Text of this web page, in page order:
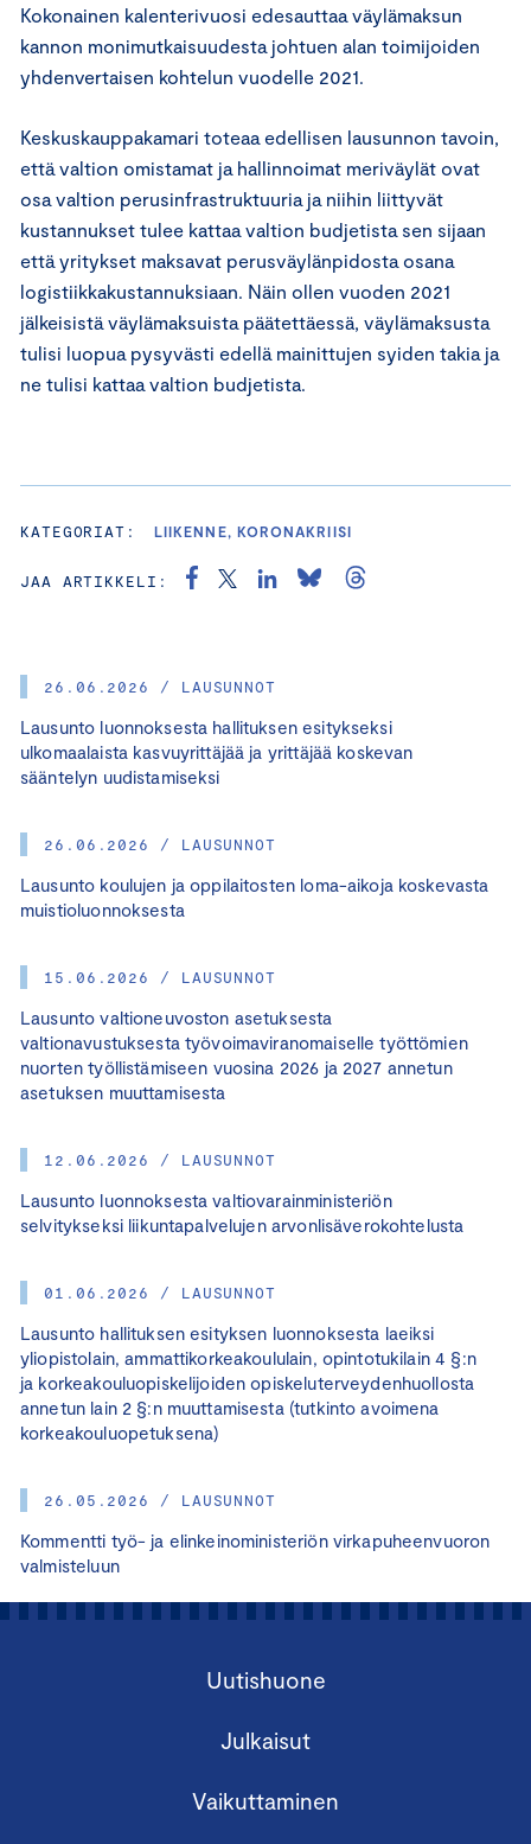
26.06.2026 / LAUSUNNOT
Lausunto luonnoksesta hallituksen esitykseksi
ulkomaalaista kasvuyrittäjää ja yrittäjää koskevan
sääntelyn uudistamiseksi
26.06.2026 / LAUSUNNOT
Lausunto koulujen ja oppilaitosten loma-aikoja koskevasta
muistioluonnoksesta
15.06.2026 / LAUSUNNOT
Lausunto valtioneuvoston asetuksesta
valtionavustuksesta työvoimaviranomaiselle työttömien
nuorten työllistämiseen vuosina 2026 ja 2027 annetun
asetuksen muuttamisesta
12.06.2026 / LAUSUNNOT
Lausunto luonnoksesta valtiovarainministeriön
selvitykseksi liikuntapalvelujen arvonlisäverokohtelusta
01.06.2026 / LAUSUNNOT
Lausunto hallituksen esityksen luonnoksesta laeiksi
yliopistolain, ammattikorkeakoululain, opintotukilain 4 §:n
ja korkeakouluopiskelijoiden opiskeluterveydenhuollosta
annetun lain 2 §:n muuttamisesta (tutkinto avoimena
korkeakouluopetuksena)
26.05.2026 / LAUSUNNOT
Kommentti työ- ja elinkeinoministeriön virkapuheenvuoron
valmisteluun
Kokonainen kalenterivuosi edesauttaa väylämaksun
kannon monimutkaisuudesta johtuen alan toimijoiden
yhdenvertaisen kohtelun vuodelle 2021.
Keskuskauppakamari toteaa edellisen lausunnon tavoin,
että valtion omistamat ja hallinnoimat meriväylät ovat
osa valtion perusinfrastruktuuria ja niihin liittyvät
kustannukset tulee kattaa valtion budjetista sen sijaan
että yritykset maksavat perusväylänpidosta osana
logistiikkakustannuksiaan. Näin ollen vuoden 2021
jälkeisistä väylämaksuista päätettäessä, väylämaksusta
tulisi luopua pysyvästi edellä mainittujen syiden takia ja
ne tulisi kattaa valtion budjetista.
KATEGORIAT: LIIKENNE, KORONAKRIISI
JAA ARTIKKELI:
Uutishuone
Julkaisut
Vaikuttaminen